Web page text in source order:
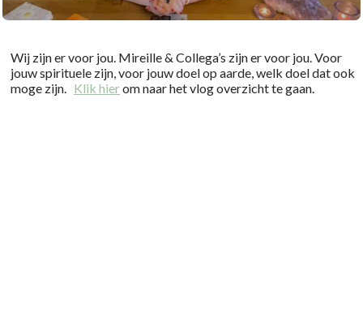
Wij zijn er voor jou. Mireille & Collega’s zijn er voor jou. Voor
jouw spirituele zijn, voor jouw doel op aarde, welk doel dat ook
moge zijn. Klik hierom naar het vlog overzicht te gaan.